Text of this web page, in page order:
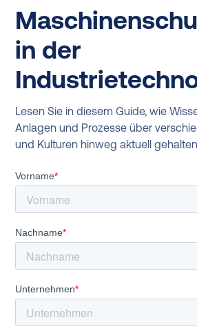
in der
Lesen Sie in diesem Guide, wie
Anlagen und Prozesse über
und Kulturen hinweg aktuell